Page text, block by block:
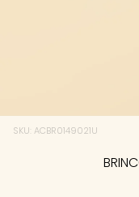
SKU: ACBR0149021U